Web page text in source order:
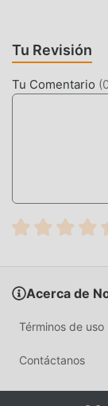
la APLICACIÓN
la versión mod
13.0.0 en el
Tu Revisión
Tu Comentario (
Acerca de
Términos de uso
Contáctanos